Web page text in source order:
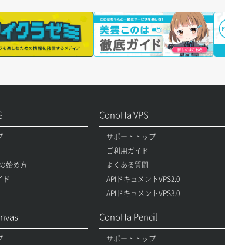
始め方
ド
ConoHa VPS
サポートトップ
ご利用ガイド
よくある質問
APIドキュメントVPS2.0
APIドキュメントVPS3.0
ConoHa Pencil
サポートトップ